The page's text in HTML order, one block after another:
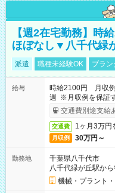
【週2在宅勤務】時
ほぼなし▼八千代緑
派遣 職種未経験OK ブラン
給与
時給2100円 月収
週 ※月収例を保証
ービス利用可（利用
交通費別途支給
交通費 1ヶ月3万円
月収例 30万円～
勤務地
千葉県八千代市
八千代緑が丘駅か
機械・プラント